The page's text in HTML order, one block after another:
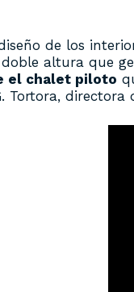
de los
altura que
el chalet piloto
Tortora,